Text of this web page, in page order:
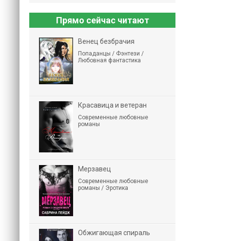
Прямо сейчас читают
Венец безбрачия
Попаданцы / Фэнтези /
Любовная фантастика
Красавица и ветеран
Современные любовные
романы
Мерзавец
Современные любовные
романы / Эротика
Обжигающая спираль